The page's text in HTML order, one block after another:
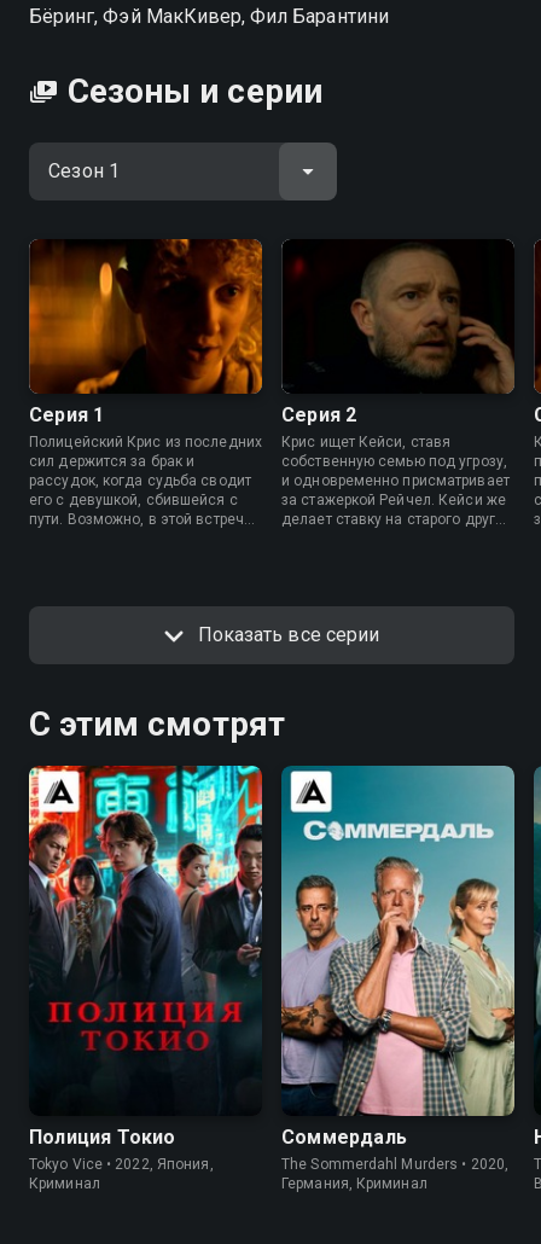
Бёринг, Фэй МакКивер, Фил Барантини
Сезоны и серии
Серия 1
Полицейский Крис из последних
сил держится за брак и
рассудок, когда судьба сводит
его с девушкой, сбившейся с
пути. Возможно, в этой встрече
Серия 2
Крис ищет Кейси, ставя
собственную семью под угрозу,
и одновременно присматривает
за стажеркой Рейчел. Кейси же
делает ставку на старого друга,
Показать все серии
С этим смотрят
Полиция Токио
Tokyo Vice • 2022, Япония,
Криминал
7.5 6.4
Соммердаль
The Sommerdahl Murders • 2020,
Германия, Криминал